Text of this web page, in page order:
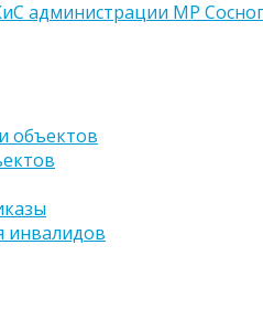
администрации МР
объектов
инвалидов